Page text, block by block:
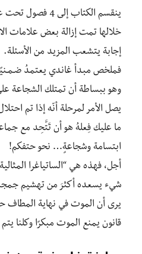
ينقسم الكتاب
خلالها تمت إزالة بعض علامات
إجابة يتشعب المزيد من الأسئلة.
فملخص مبدأ غاندي يعتمدُ
وهو ببساطة أن تمتلك الشجاعة
يصل الأمر لمرحلة أنّه إذا تم
ما عليك فِعلهُ هو أن تَتَّحِد مع
ابتسامة وشجاعةٍ… نحو حتفكم!
أجل، فهذه هي “الساتياغرا
شيء يسعده أكثرَ من تهشيم
يرى أن الموت في نهاية المطاف
قانون يمنع الموت مبكرًا وكلنا